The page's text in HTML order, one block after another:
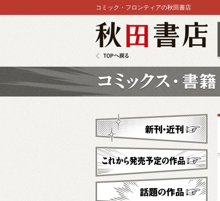
コミック・フロンティアの秋田書店
新刊・近刊
これから発売予定